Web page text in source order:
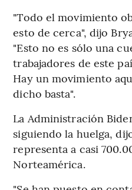
"Todo el movimiento
esto de cerca", dijo
"Esto no es sólo una
trabajadores de este
Hay un movimiento
dicho basta".
La Administración
siguiendo la huelga,
representa a casi
Norteamérica.